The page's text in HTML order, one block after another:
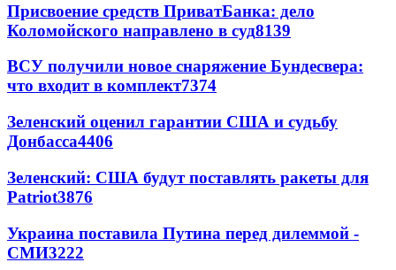
Присвоение средств ПриватБанка: дело
Коломойского направлено в суд8139
ВСУ получили новое снаряжение Бундесвера:
что входит в комплект7374
Зеленский оценил гарантии США и судьбу
Донбасса4406
Зеленский: США будут поставлять ракеты для
Patriot3876
Украина поставила Путина перед дилеммой -
СМИ3222